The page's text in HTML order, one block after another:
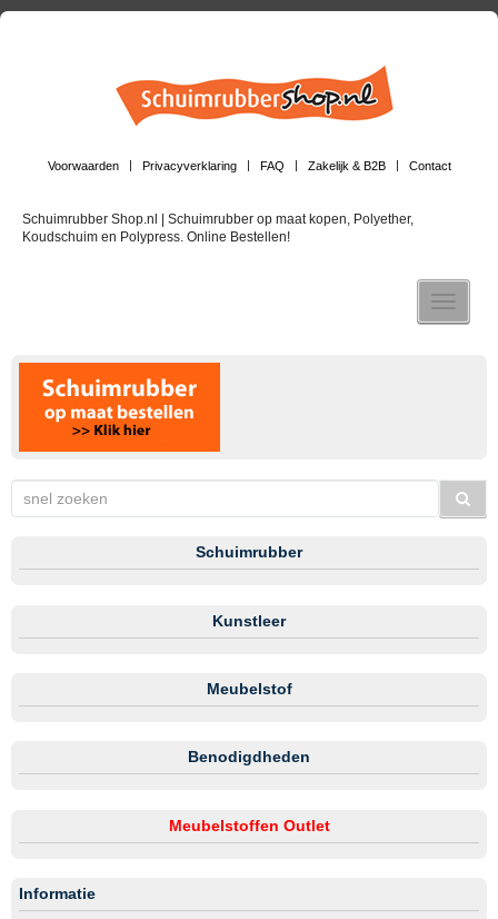
Voorwaarden Privacyverklaring FAQ Zakelijk & B2B Contact
Schuimrubber Shop.nl | Schuimrubber op maat kopen, Polyether,
Koudschuim en Polypress. Online Bestellen!
Toggle
Schuimrubber
Kunstleer
Meubelstof
Benodigdheden
Meubelstoffen Outlet
Informatie